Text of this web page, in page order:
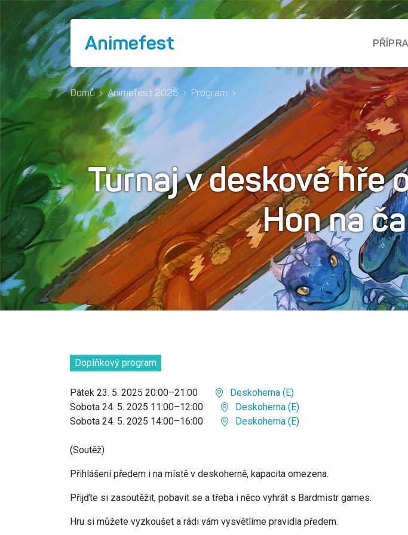
Animefest
Domů › Animefest 2025 › Program ›
Turnaj v deskové hře
Hon na
Doplňkový program
Pátek 23. 5. 2025 20:00–21:00
Deskoherna (E)
Sobota 24. 5. 2025 11:00–12:00
Deskoherna (E)
Sobota 24. 5. 2025 14:00–16:00
Deskoherna (E)
(Soutěž)
Přihlášení předem i na místě v deskoherně, kapacita omezena.
Přijďte si zasoutěžit, pobavit se a třeba i něco vyhrát s Bardmistr games.
Hru si můžete vyzkoušet a rádi vám vysvětlíme pravidla předem.